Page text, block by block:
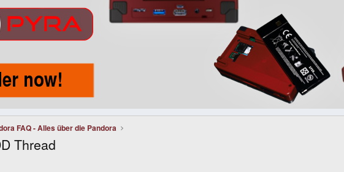
FAQ - Alles über die Pandora
Thread